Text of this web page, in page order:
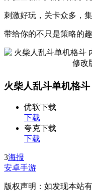
刺激好玩，关卡众多，
带给你的不只是策略的
火柴人乱斗单机格
优软下载
下载
夸克下载
下载
3海报
安卓手游
版权声明：如发现本站